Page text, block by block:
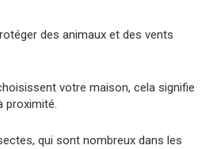
des animaux et des vents
votre maison, cela signifie
proximité.
qui sont nombreux dans les